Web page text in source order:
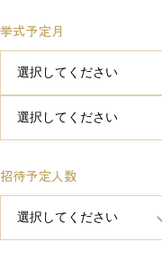
挙式予定月
招待予定人数